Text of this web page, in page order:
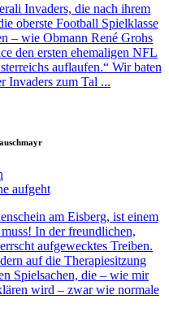
Invaders, die nach ihrem
oberste Football Spielklasse
– wie Obmann René Grohs
den ersten ehemaligen NFL
auflaufen.“ Wir baten
Invaders zum Tal ...
aufgeht
am Eisberg, ist einem
In der freundlichen,
aufgewecktes Treiben.
auf die Therapiesitzung
Spielsachen, die – wie mir
wird – zwar wie normale